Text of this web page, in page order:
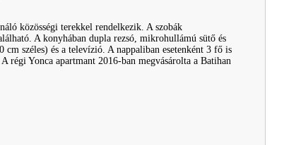
közösségi terekkel rendelkezik. A szobák
A konyhában dupla rezsó, mikrohullámú sütő és
széles) és a televízió. A nappaliban esetenként 3 fő is
régi Yonca apartmant 2016-ban megvásárolta a Batihan